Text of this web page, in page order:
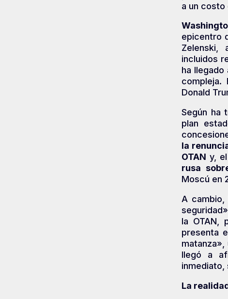
a un costo
epicentro
Zelenski,
incluidos
ha llegado
compleja.
Donald
Según ha
plan
la
OTAN y,
rusa
Moscú en
A cambio,
la OTAN,
presenta
llegó a
inmediato,
La